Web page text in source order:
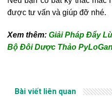
được tư vấn và giúp đỡ nhé.
Xem thêm: Giải Pháp Đẩy
Bộ Đôi Dược Thảo
Bài viết liên quan